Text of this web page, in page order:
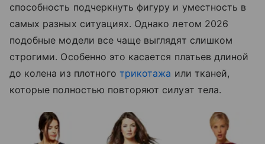
способность подчеркнуть фигуру и уместность в
самых разных ситуациях. Однако летом 2026
подобные модели все чаще выглядят слишком
строгими. Особенно это касается платьев длиной
до колена из плотноготрикотажа или тканей,
которые полностью повторяют силуэт тела.